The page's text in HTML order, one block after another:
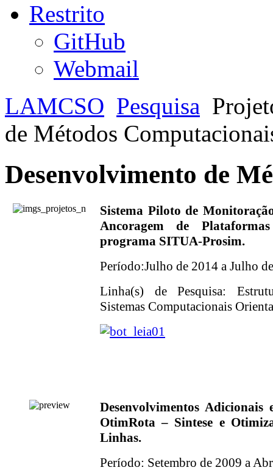
Restrito
GitHub
Webmail
LAMCSO Pesquisa
de Métodos
Desenvolvimento de
Sistema Piloto de
Ancoragem de
programa SITUA-Prosim.
Período:Julho de 2014 a Julho
Linha(s) de Pesquisa:
Sistemas Computacionais
Desenvolvimentos
OtimRota – Sintese e
Linhas.
Período: Setembro de 2009 a